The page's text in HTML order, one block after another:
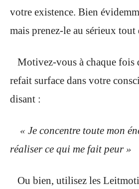
votre existence. Bien
mais prenez-le au sérieux tout
Motivez-vous à chaque fois
refait surface dans votre
disant :
« Je concentre toute mon
réaliser ce qui me fait peur »
Ou bien, utilisez les